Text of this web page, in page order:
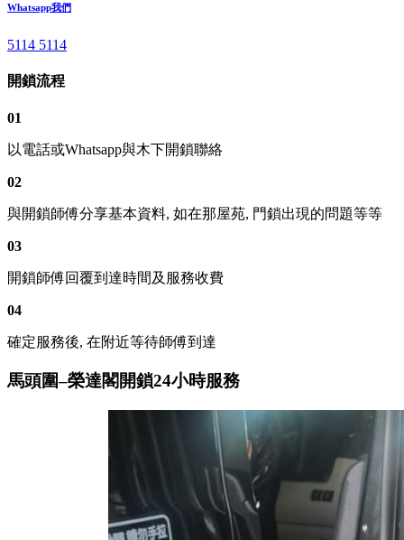
Whatsapp我們
5114 5114
開鎖流程
01
以電話或Whatsapp與木下開鎖聯絡
02
與開鎖師傅分享基本資料, 如在那屋苑, 門鎖出現的問題等等
03
開鎖師傅回覆到達時間及服務收費
04
確定服務後, 在附近等待師傅到達
馬頭圍–榮達閣開鎖24小時服務